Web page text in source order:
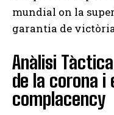
mundial on la
garantia de
Anàlisi
de la corona i
complacency